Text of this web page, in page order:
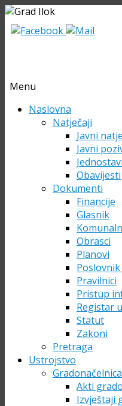
Menu
Skip Naslovna
Natječaji
Javni
Javni
Obavijesti
Dokumenti
Financije
Glasnik
Obrasci
Planovi
Pravilnici
Pristup
Registar
Statut
Zakoni
Pretraga
Ustrojstvo
Akti
Izvještaji